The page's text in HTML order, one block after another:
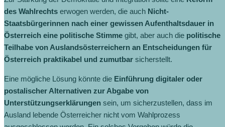
des Wahlrechts erwogen werden, die auch Nicht-
Staatsbürgerinnen nach einer gewissen Aufenthaltsdauer in
Österreich eine politische Stimme gibt, aber auch die politische
Teilhabe von Auslandsösterreichern an Entscheidungen für
Österreich praktikabel und zumutbar sicherstellt.
Eine mögliche Lösung könnte die Einführung digitaler oder
postalischer Alternativen zur Abgabe von
Unterstützungserklärungen sein, um sicherzustellen, dass im
Ausland lebende Österreicher nicht vom Wahlprozess